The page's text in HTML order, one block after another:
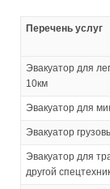
Перечень услуг
Эвакуатор для
10км
Эвакуатор для
Эвакуатор
Эвакуатор для
другой